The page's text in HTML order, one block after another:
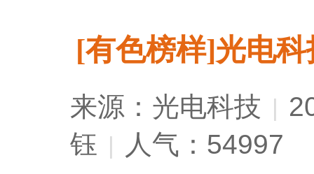
[有色榜样]光电
来源：光电科技 |
钰 | 人气：54997